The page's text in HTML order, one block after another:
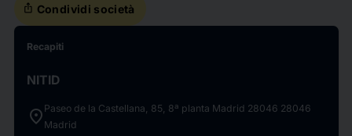
ios_share Condividi società
Recapiti
NITID
location_onPaseo de la Castellana, 85, 8ª planta Madrid 28046 28046
Madrid